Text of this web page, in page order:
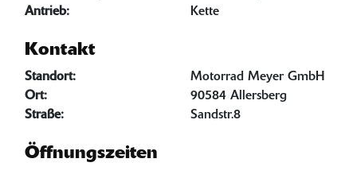
Antrieb:
Kette
Kontakt
Standort:
Motorrad Meyer GmbH
Ort:
90584 Allersberg
Straße:
Sandstr.8
Öffnungszeiten